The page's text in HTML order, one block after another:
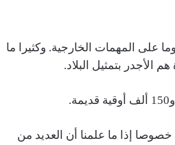
المهمات الخارجية. وكثيرا ما
بتمثيل البلاد.
إذا ما علمنا أن العديد من